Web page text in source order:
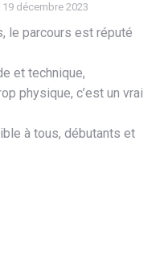
19 décembre 2023
le parcours est réputé
et technique,
physique, c’est un vrai
à tous, débutants et